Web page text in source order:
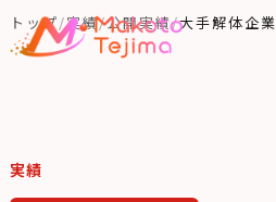
トップ 実績 公開実績 大手解体企業
実績